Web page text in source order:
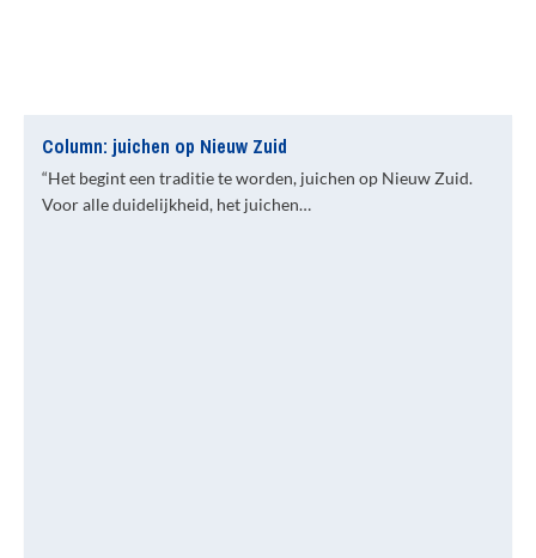
Column: juichen op Nieuw Zuid
“Het begint een traditie te worden, juichen op Nieuw Zuid.
Voor alle duidelijkheid, het juichen…